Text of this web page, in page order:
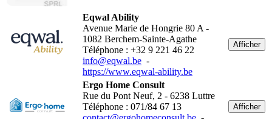
Eqwal Ability
Avenue Marie de Hongrie 80 A -
1082 Berchem-Sainte-Agathe
Téléphone : +32 9 221 46 22
info@eqwal.be -
https://www.eqwal-ability.be
Afficher
Ergo Home Consult
Rue du Pont Neuf, 2 - 6238 Luttre
Téléphone : 071/84 67 13
Afficher